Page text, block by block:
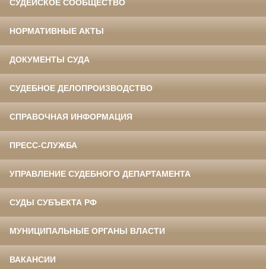
СУДЕЙСКОЕ СООБЩЕСТВО
НОРМАТИВНЫЕ АКТЫ
ДОКУМЕНТЫ СУДА
СУДЕБНОЕ ДЕЛОПРОИЗВОДСТВО
СПРАВОЧНАЯ ИНФОРМАЦИЯ
ПРЕСС-СЛУЖБА
УПРАВЛЕНИЕ СУДЕБНОГО ДЕПАРТАМЕНТА
СУДЫ СУБЪЕКТА РФ
МУНИЦИПАЛЬНЫЕ ОРГАНЫ ВЛАСТИ
ВАКАНСИИ